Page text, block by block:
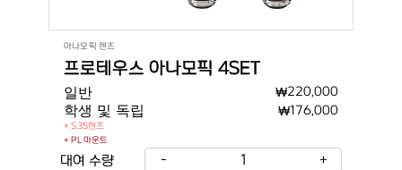
아나모픽 렌즈
프로테우스 아나모픽 4SET
일반 ₩220,000
학생 및 독립 ₩176,000
* S35렌즈
* PL 마운트
대여 수량 - 1 +